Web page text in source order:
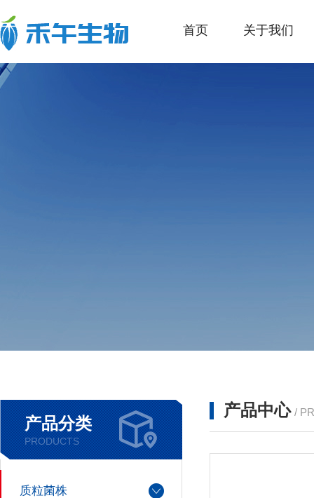
首页 关于我们
产品分类
PRODUCTS
质粒菌株
产品中心 /